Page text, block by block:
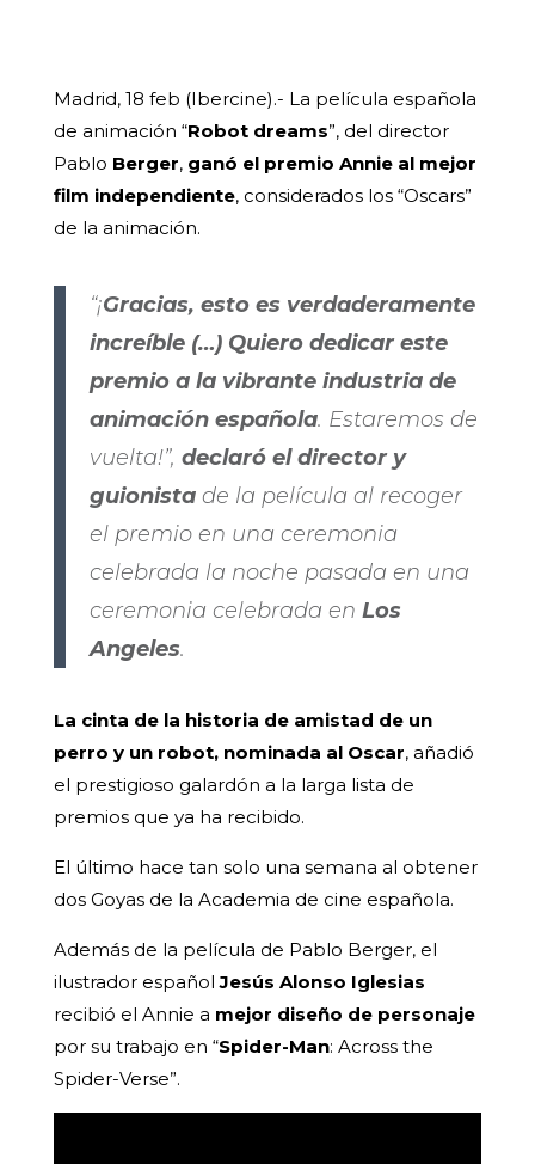
Madrid, 18 feb (Ibercine).- La película española
de animación “Robot dreams”, del director
Pablo Berger, ganó el premio Annie al mejor
film independiente, considerados los “Oscars”
de la animación.
“¡Gracias, esto es verdaderamente
increíble (…) Quiero dedicar este
premio a la vibrante industria de
animación española. Estaremos de
vuelta!”, declaró el director y
guionistade la película al recoger
el premio en una ceremonia
celebrada la noche pasada en una
ceremonia celebrada en Los
Angeles.
La cinta de la historia de amistad de un
perro y un robot, nominada al Oscar, añadió
el prestigioso galardón a la larga lista de
premios que ya ha recibido.
El último hace tan solo una semana al obtener
dos Goyas de la Academia de cine española.
Además de la película de Pablo Berger, el
ilustrador españolJesús Alonso Iglesias
recibió el Annie a mejor diseño de personaje
por su trabajo en “Spider-Man: Across the
Spider-Verse”.